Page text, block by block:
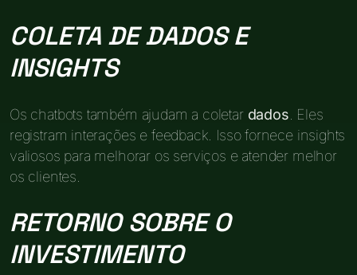
COLETA DE DADOS E
INSIGHTS
Os chatbots também ajudam a coletar dados . Eles
registram interações e feedback. Isso fornece insights
valiosos para melhorar os serviços e atender melhor
os clientes.
RETORNO SOBRE O
INVESTIMENTO